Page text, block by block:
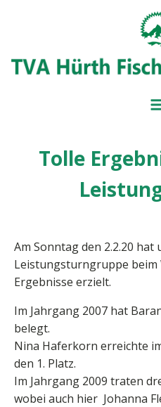
Tolle
Am Sonntag den 2.2.20 hat
Leistungsturngruppe
Ergebnisse erzielt.
Im Jahrgang 2007 hat
belegt.
Nina Haferkorn erreichte
den 1. Platz.
Im Jahrgang 2009 traten
wobei auch hier Johanna